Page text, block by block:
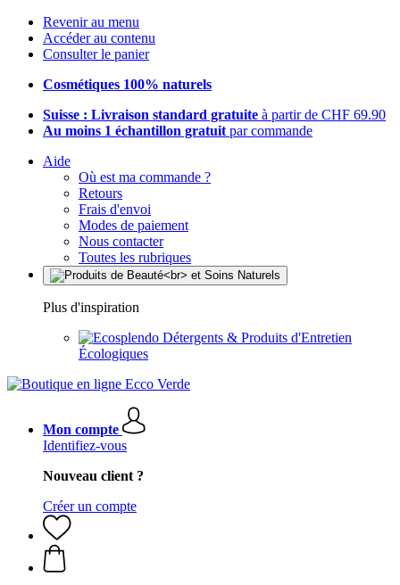
Revenir au menu
Accéder au contenu
Consulter le panier
Cosmétiques 100% naturels
Suisse : Livraison standard gratuite à partir de CHF 69.90
Au moins 1 échantillon gratuit par commande
Aide
Où est ma commande ?
Retours
Frais d'envoi
Modes de paiement
Nous contacter
Toutes les rubriques
Plus d'inspiration
Détergents & Produits d'Entretien
Écologiques
Mon compte
Identifiez-vous
Nouveau client ?
Créer un compte